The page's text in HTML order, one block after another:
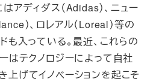
アディダス（Adidas）、ニュー
）、ロレアル（Loreal）等の
も入っている。最近、これらの
はテクノロジーによって自社
上げてイノベーションを起こそ